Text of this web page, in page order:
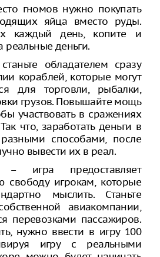
гномов нужно покупать
яйца вместо руды.
каждый день, копите и
реальные деньги.
обладателем сразу
кораблей, которые могут
для торговли, рыбалки,
грузов. Повышайте мощь
участвовать в сражениях
что, заработать деньги в
способами, после
вывести их в реал.
– игра предоставляет
свободу игрокам, которые
мыслить. Станьте
авиакомпании,
перевозками пассажиров.
нужно ввести в игру 100
игру с реальными